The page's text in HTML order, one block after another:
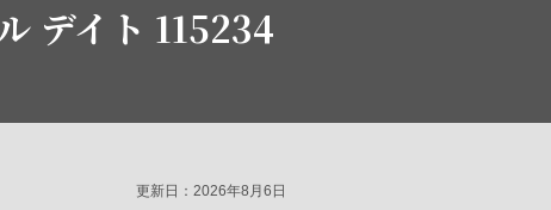
デイト 115234
更新日：2026年8月6日